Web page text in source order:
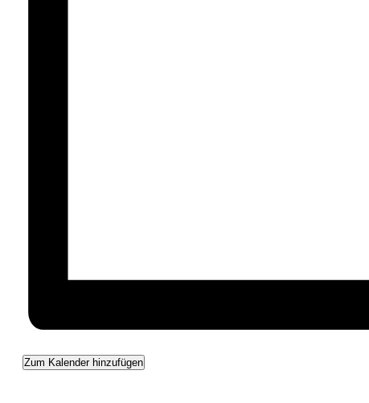
Zum Kalender hinzufügen